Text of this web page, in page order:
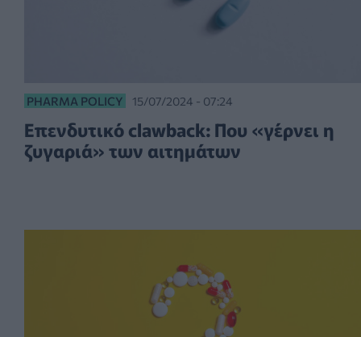
PHARMA POLICY 15/07/2024 - 07:24
Επενδυτικό clawback: Που «γέρνει η
ζυγαριά» των αιτημάτων